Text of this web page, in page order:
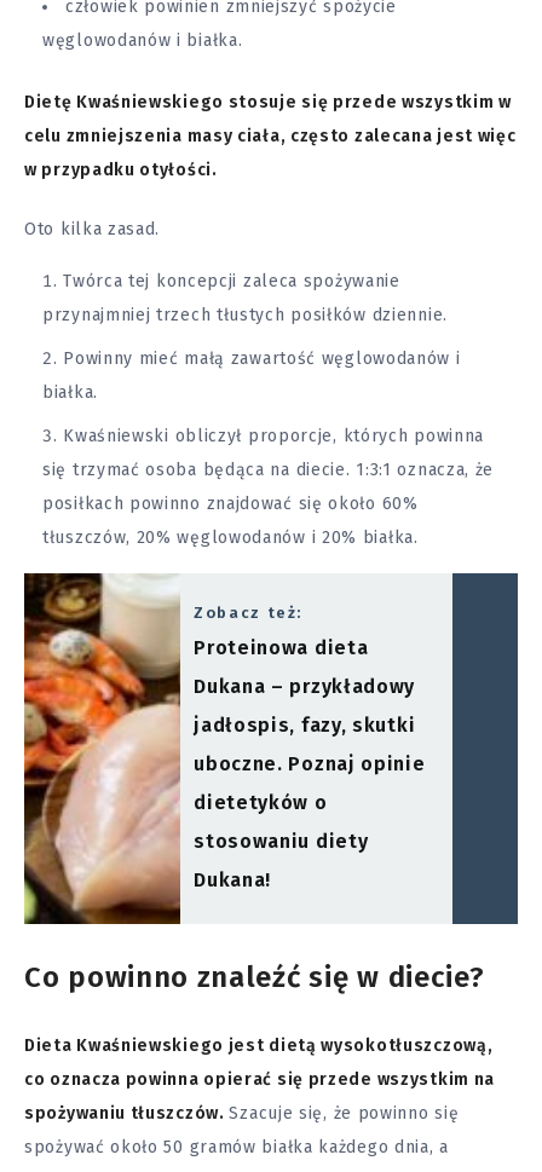
człowiek powinien zmniejszyć spożycie
węglowodanów i białka.
Dietę Kwaśniewskiego stosuje się przede wszystkim w
celu zmniejszenia masy ciała, często zalecana jest więc
w przypadku otyłości.
Oto kilka zasad.
Twórca tej koncepcji zaleca spożywanie
przynajmniej trzech tłustych posiłków dziennie.
Powinny mieć małą zawartość węglowodanów i
białka.
Kwaśniewski obliczył proporcje, których powinna
się trzymać osoba będąca na diecie. 1:3:1 oznacza, że
posiłkach powinno znajdować się około 60%
tłuszczów, 20% węglowodanów i 20% białka.
Zobacz też:
Proteinowa dieta
Dukana – przykładowy
jadłospis, fazy, skutki
uboczne. Poznaj opinie
dietetyków o
stosowaniu diety
Dukana!
Co powinno znaleźć się w diecie?
Dieta Kwaśniewskiego jest dietą wysokotłuszczową,
co oznacza powinna opierać się przede wszystkim na
spożywaniu tłuszczów.Szacuje się, że powinno się
spożywać około 50 gramów białka każdego dnia, a